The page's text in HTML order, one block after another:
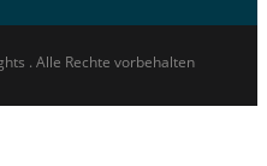
. Alle Rechte vorbehalten